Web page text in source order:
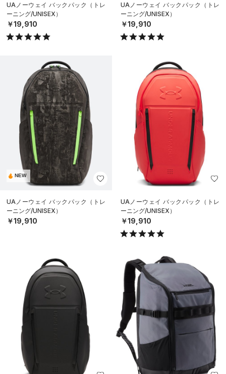
UAノーウェイ バックパック（トレ
ーニング/UNISEX）
￥19,910
UAノーウェイ バックパック（トレ
ーニング/UNISEX）
￥19,910
NEW
UAノーウェイ バックパック（トレ
ーニング/UNISEX）
￥19,910
UAノーウェイ バックパック（トレ
ーニング/UNISEX）
￥19,910